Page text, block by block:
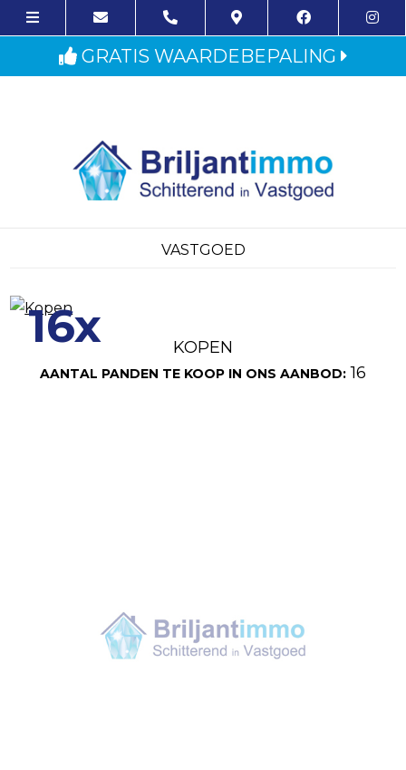
GRATIS WAARDEBEPALING
VASTGOED
16x KOPEN
AANTAL PANDEN TE KOOP IN ONS AANBOD: 16